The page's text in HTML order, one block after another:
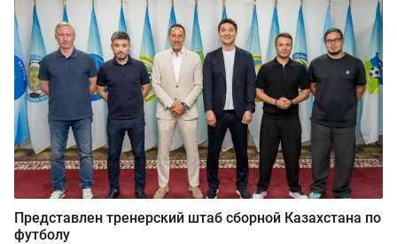
Представлен тренерский штаб сборной Казахстана по
футболу